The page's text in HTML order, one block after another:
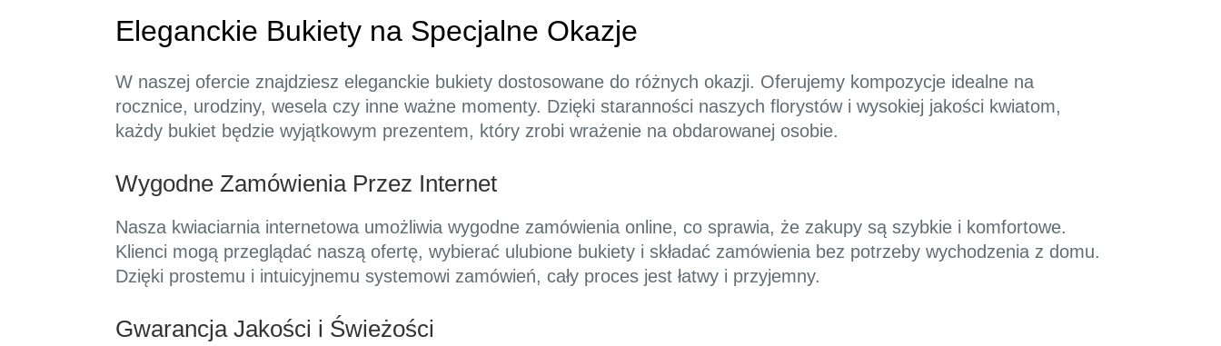
Eleganckie Bukiety na Specjalne Okazje
W naszej ofercie znajdziesz eleganckie bukiety dostosowane do różnych okazji. Oferujemy kompozycje idealne na
rocznice, urodziny, wesela czy inne ważne momenty. Dzięki staranności naszych florystów i wysokiej jakości kwiatom,
każdy bukiet będzie wyjątkowym prezentem, który zrobi wrażenie na obdarowanej osobie.
Wygodne Zamówienia Przez Internet
Nasza kwiaciarnia internetowa umożliwia wygodne zamówienia online, co sprawia, że zakupy są szybkie i komfortowe.
Klienci mogą przeglądać naszą ofertę, wybierać ulubione bukiety i składać zamówienia bez potrzeby wychodzenia z domu.
Dzięki prostemu i intuicyjnemu systemowi zamówień, cały proces jest łatwy i przyjemny.
Gwarancja Jakości i Świeżości